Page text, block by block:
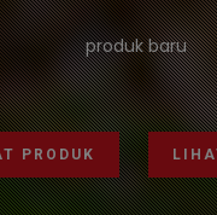
produk baru
PRODUK